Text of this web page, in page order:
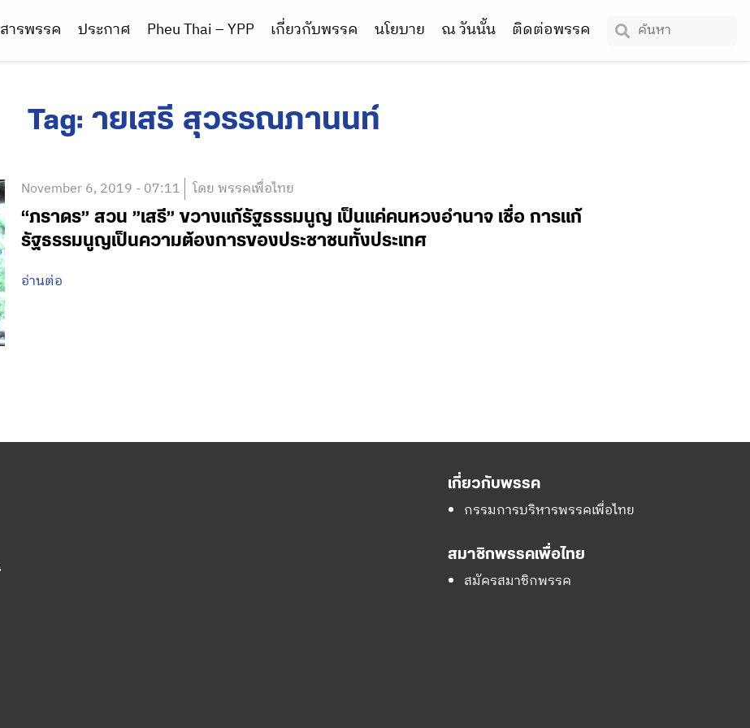
ารพรรค ประกาศ Pheu Thai – YPP เกี่ยวกับพรรค นโยบาย ณ วันนั้น ติดต่อพรรค
Tag: ายเสรี สุวรรณภานนท์
November 6, 2019 - 07:11 โดย พรรคเพื่อไทย
“ภราดร” สวน ”เสรี” ขวางแก้รัฐธรรมนูญ เป็นแค่คนหวงอำนาจ เชื่อ การแก้
รัฐธรรมนูญเป็นความต้องการของประชาชนทั้งประเทศ
อ่านต่อ
เกี่ยวกับพรรค
กรรมการบริหารพรรคเพื่อไทย
สมาชิกพรรคเพื่อไทย
สมัครสมาชิกพรรค